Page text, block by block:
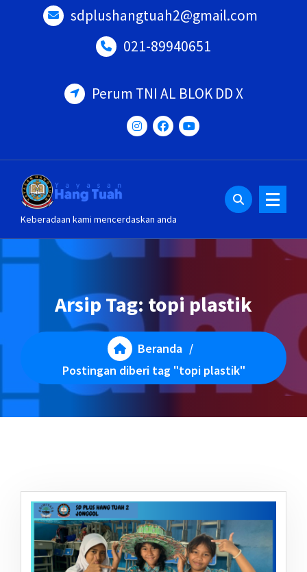
sdplushangtuah2@gmail.com
021-89940651
Perum TNI AL BLOK DD X
Keberadaan kami mencerdaskan anda
Arsip Tag: topi plastik
Beranda /
Postingan diberi tag "topi plastik"